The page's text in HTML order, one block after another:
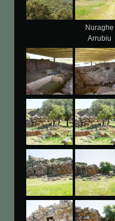
Nuraghe
Arrubiu